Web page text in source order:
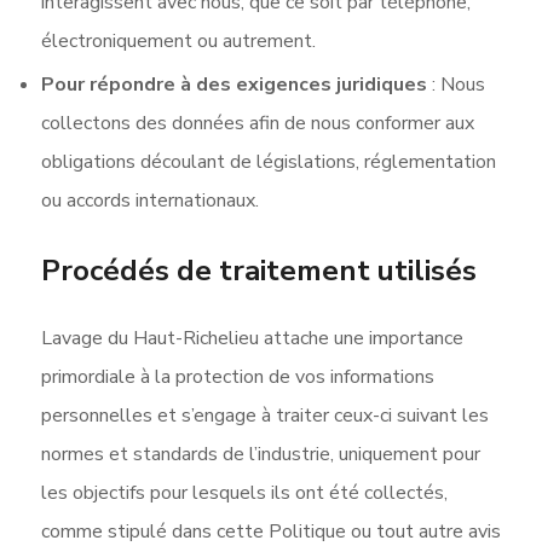
électroniquement ou autrement.
Pour répondre à des exigences juridiques : Nous
collectons des données afin de nous conformer aux
obligations découlant de législations, réglementation
ou accords internationaux.
Procédés de traitement utilisés
Lavage du Haut-Richelieu attache une importance
primordiale à la protection de vos informations
personnelles et s’engage à traiter ceux-ci suivant les
normes et standards de l’industrie, uniquement pour
les objectifs pour lesquels ils ont été collectés,
comme stipulé dans cette Politique ou tout autre avis